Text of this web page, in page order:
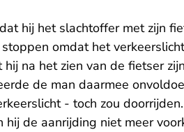
hij het slachtoffer met zijn
omdat het
na het zien van de fietser
de man daarmee
- toch zou
hij de aanrijding niet meer